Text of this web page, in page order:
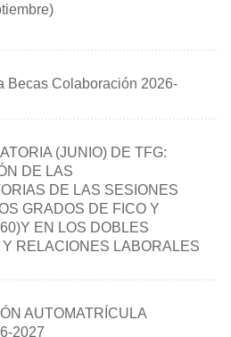
Becas Colaboración 2026-
(JUNIO) DE TFG:
DE LAS
DE LAS SESIONES
GRADOS DE FICO Y
EN LOS DOBLES
RELACIONES LABORALES
AUTOMATRÍCULA
2027